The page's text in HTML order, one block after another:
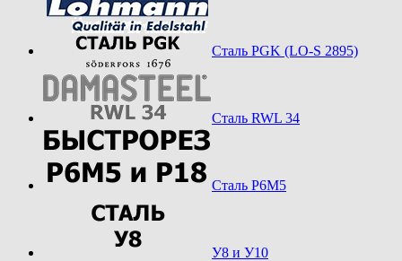
Сталь PGK (LO-S 2895)
Сталь RWL 34
Сталь Р6М5
У8 и У10